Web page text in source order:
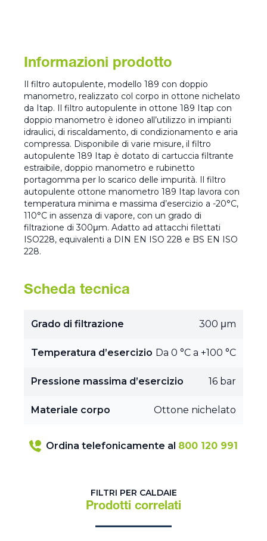
Informazioni prodotto
Il filtro autopulente, modello 189 con doppio
manometro, realizzato col corpo in ottone nichelato
da Itap. Il filtro autopulente in ottone 189 Itap con
doppio manometro è idoneo all’utilizzo in impianti
idraulici, di riscaldamento, di condizionamento e aria
compressa. Disponibile di varie misure, il filtro
autopulente 189 Itap è dotato di cartuccia filtrante
estraibile, doppio manometro e rubinetto
portagomma per lo scarico delle impurità. Il filtro
autopulente ottone manometro 189 Itap lavora con
temperatura minima e massima d’esercizio a -20°C,
110°C in assenza di vapore, con un grado di
filtrazione di 300μm. Adatto ad attacchi filettati
ISO228, equivalenti a DIN EN ISO 228 e BS EN ISO
228.
Scheda tecnica
Grado di filtrazione 300 μm
Temperatura d’esercizio Da 0 °C a +100 °C
Pressione massima d’esercizio 16 bar
Materiale corpo Ottone nichelato
Ordina telefonicamente al 800 120 991
FILTRI PER CALDAIE
Prodotti correlati